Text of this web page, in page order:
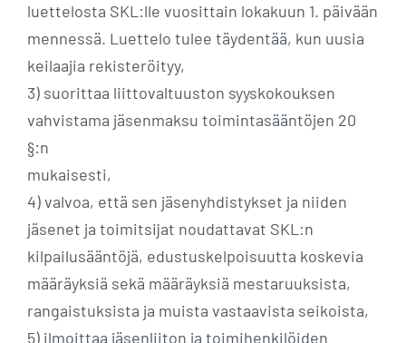
luettelosta SKL:lle vuosittain lokakuun 1. päivään
mennessä. Luettelo tulee täydentää, kun uusia
keilaajia rekisteröityy,
3) suorittaa liittovaltuuston syyskokouksen
vahvistama jäsenmaksu toimintasääntöjen 20
§:n
mukaisesti,
4) valvoa, että sen jäsenyhdistykset ja niiden
jäsenet ja toimitsijat noudattavat SKL:n
kilpailusääntöjä, edustuskelpoisuutta koskevia
määräyksiä sekä määräyksiä mestaruuksista,
rangaistuksista ja muista vastaavista seikoista,
5) ilmoittaa jäsenliiton ja toimihenkilöiden